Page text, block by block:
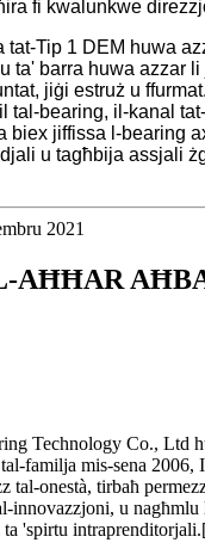
fi kwalunkwe
tat-Tip 1 DEM huwa
ta' barra huwa azzar li
jiġi estruż u
tal-bearing, il-kanal
biex jiffissa l-bearing
u tagħbija assjali
2021
AĦĦAR
Technology Co., Ltd
familja mis-sena 2006,
tal-onestà, tirbaħ
innovazzjoni, u
ta 'spirtu